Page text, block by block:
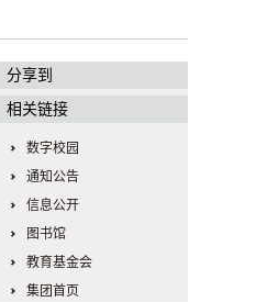
分享到
相关链接
数字校园
通知公告
信息公开
图书馆
教育基金会
集团首页